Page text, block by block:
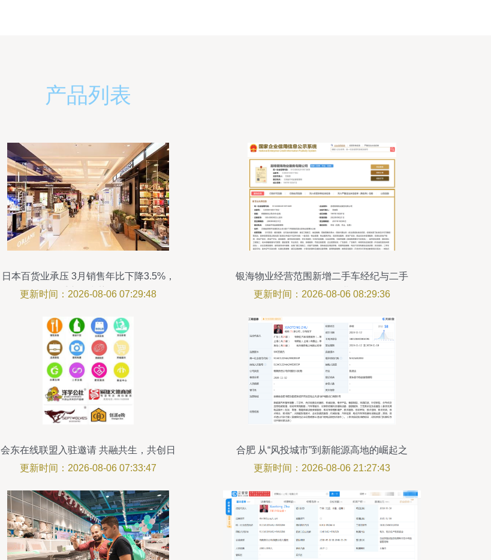
产品列表
日本百货业承压 3月销售年比下降3.5%，
二手市场逆势崛起
更新时间：2026-08-06 07:29:48
银海物业经营范围新增二手车经纪与二手
日用百货销售业务
更新时间：2026-08-06 08:29:36
会东在线联盟入驻邀请 共融共生，共创日
用品销售新未来
更新时间：2026-08-06 07:33:47
合肥 从“风投城市”到新能源高地的崛起之
路
更新时间：2026-08-06 21:27:43